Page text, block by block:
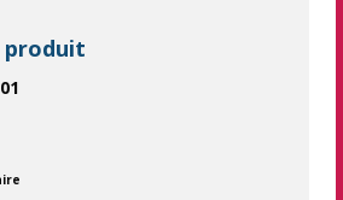
produit
d'origine d'un produit A partir de quelle